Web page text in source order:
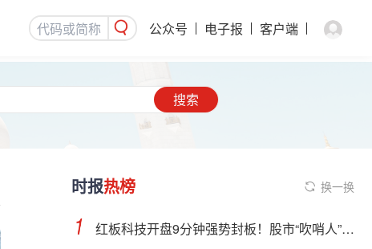
公众号 电子报 客户端
搜索
时报热榜 换一换
红板科技开盘9分钟强势封板！股市“吹哨人”突然改口！市场风向变了？